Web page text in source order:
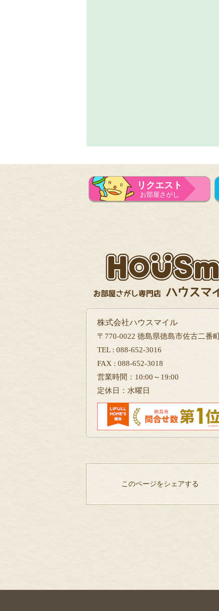
リクエスト
お部屋さがし
株式会社ハウスマイル
〒770-0022 徳島県徳島市佐古二番
TEL : 088-652-3016
FAX : 088-652-3018
営業時間：10:00～19:00
定休日：水曜日
このページをシェアする